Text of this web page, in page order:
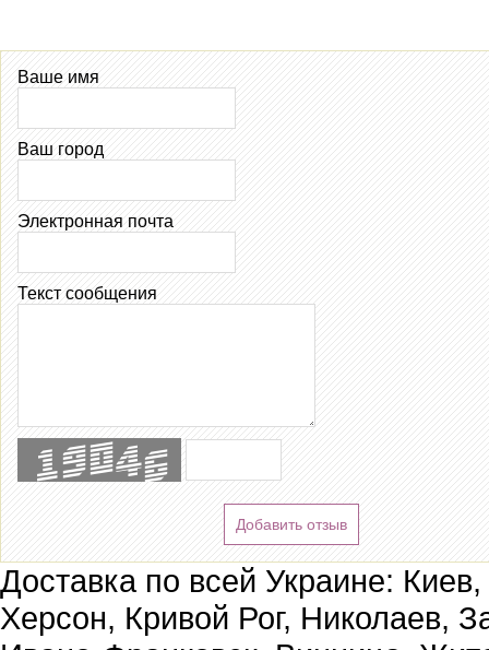
Ваше имя
Ваш город
Электронная почта
Текст сообщения
Добавить отзыв
Доставка по всей Украине:
Херсон, Кривой Рог, Николаев,